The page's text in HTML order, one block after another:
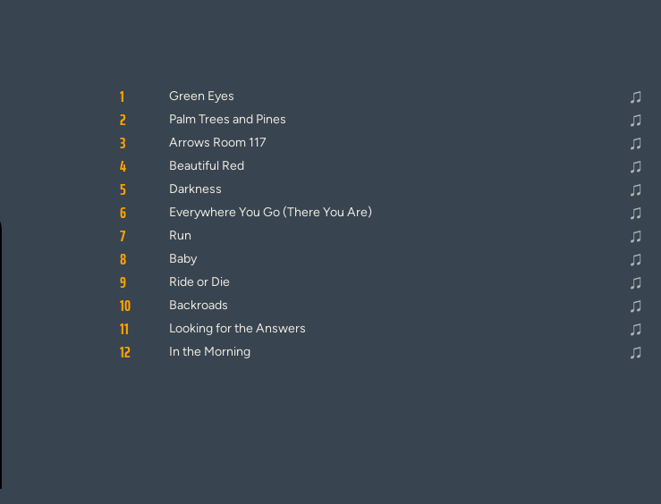
1 Green Eyes
♫
2
Palm Trees and Pines
♫
3
Arrows Room 117
♫
4
Beautiful Red
♫
5
Darkness
♫
6
Everywhere You Go (There You Are)
♫
7
Run
♫
8
Baby
♫
9
Ride or Die
♫
10
Backroads
♫
11
Looking for the Answers
♫
12
In the Morning ♫